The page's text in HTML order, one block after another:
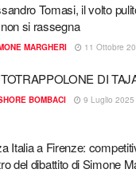
Tomasi, il volto
si rassegna
MARGHERI 11 Ottobre
DI
BOMBACI 9 Luglio 2025
Italia a Firenze:
del dibattito di Simone